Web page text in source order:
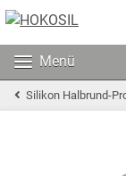
Menü
Silikon Halbrund-